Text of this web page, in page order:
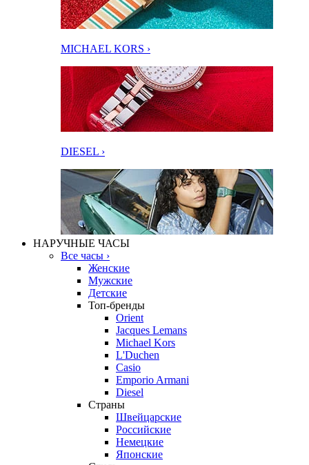
MICHAEL KORS ›
DIESEL ›
НАРУЧНЫЕ ЧАСЫ
Все часы ›
Женские
Мужские
Детские
Топ-бренды
Orient
Jacques Lemans
Michael Kors
L'Duchen
Casio
Emporio Armani
Diesel
Страны
Швейцарские
Российские
Немецкие
Японские